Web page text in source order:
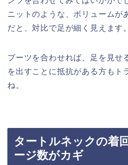
ニットのような、ボリュームが
だと、対比で足が細く見えます。
ブーツを合わせれば、足を見せ
を出すことに抵抗がある方もト
ね。
タートルネックの着
ージ数がカギ